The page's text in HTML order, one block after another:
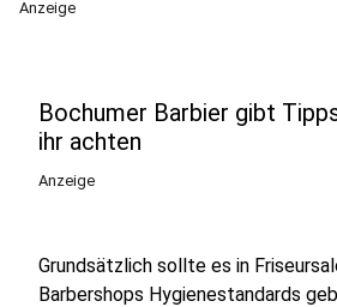
Anzeige
Bochumer Barbier gibt
ihr achten
Anzeige
Grundsätzlich sollte es in
Barbershops Hygienestandards